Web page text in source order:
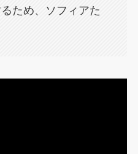
ため、ソフィアた